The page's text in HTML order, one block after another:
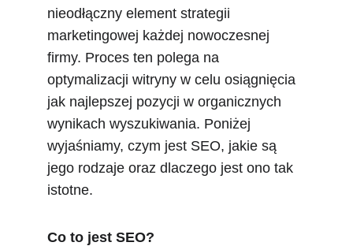
nieodłączny element strategii
marketingowej każdej nowoczesnej
firmy. Proces ten polega na
optymalizacji witryny w celu osiągnięcia
jak najlepszej pozycji w organicznych
wynikach wyszukiwania. Poniżej
wyjaśniamy, czym jest SEO, jakie są
jego rodzaje oraz dlaczego jest ono tak
istotne.
Co to jest SEO?